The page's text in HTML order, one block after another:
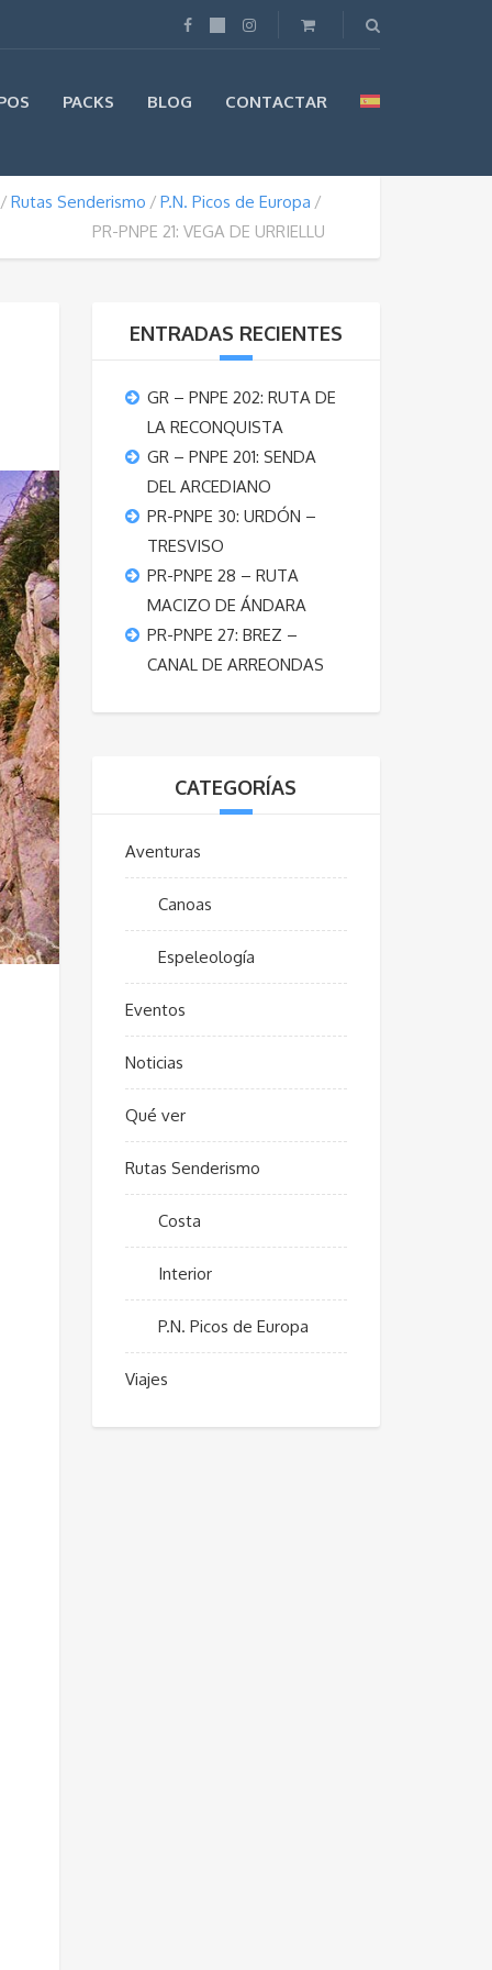
PACKS BLOG CONTACTAR
Rutas Senderismo
P.N. Picos de Europa
PR-PNPE 21: VEGA DE URRIELLU
ENTRADAS RECIENTES
GR – PNPE 202: RUTA DE
LA RECONQUISTA
GR – PNPE 201: SENDA
DEL ARCEDIANO
PR-PNPE 30: URDÓN –
TRESVISO
PR-PNPE 28 – RUTA
MACIZO DE ÁNDARA
PR-PNPE 27: BREZ –
CANAL DE ARREONDAS
CATEGORÍAS
Aventuras
Canoas
Espeleología
Eventos
Noticias
Qué ver
Rutas Senderismo
Costa
Interior
P.N. Picos de Europa
Viajes